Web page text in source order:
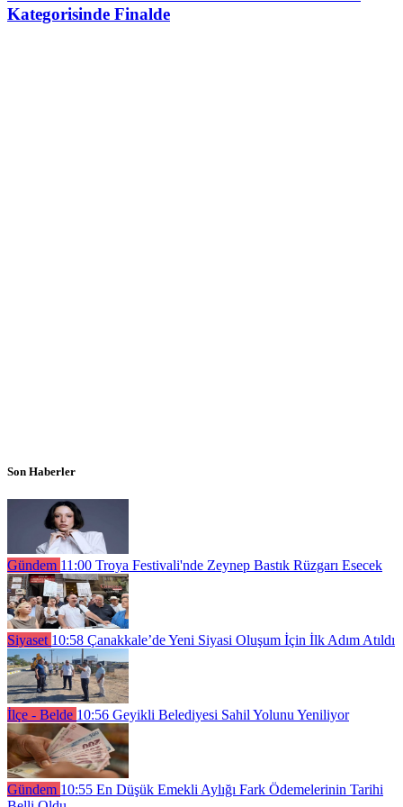
Kategorisinde Finalde
Son Haberler
Gündem 11:00 Troya Festivali'nde Zeynep Bastık Rüzgarı Esecek
Siyaset 10:58 Çanakkale’de Yeni Siyasi Oluşum İçin İlk Adım Atıldı
İlçe - Belde 10:56 Geyikli Belediyesi Sahil Yolunu Yeniliyor
Gündem 10:55 En Düşük Emekli Aylığı Fark Ödemelerinin Tarihi